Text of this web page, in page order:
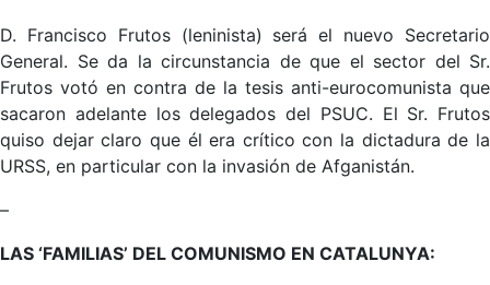
D. Francisco Frutos (leninista) será el nuevo Secretario
General. Se da la circunstancia de que el sector del Sr.
Frutos votó en contra de la tesis anti-eurocomunista que
sacaron adelante los delegados del PSUC. El Sr. Frutos
quiso dejar claro que él era crítico con la dictadura de la
URSS, en particular con la invasión de Afganistán.
–
LAS ‘FAMILIAS’ DEL COMUNISMO EN CATALUNYA: